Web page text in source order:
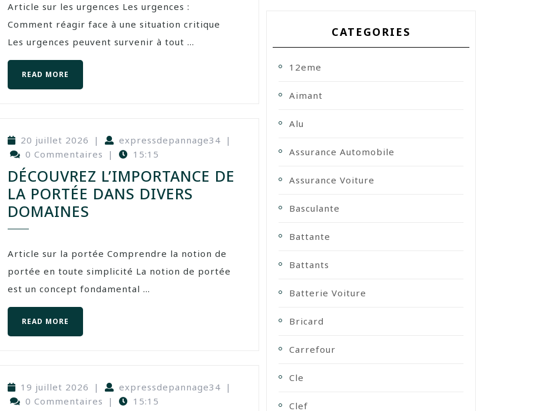
Article sur les urgences Les urgences :
Comment réagir face à une situation critique
Les urgences peuvent survenir à tout ...
READ MORE
20 juillet 2026 | expressdepannage34 |
0 Commentaires
| 15:15
DÉCOUVREZ L’IMPORTANCE DE
LA PORTÉE DANS DIVERS
DOMAINES
Article sur la portée Comprendre la notion de
portée en toute simplicité La notion de portée
est un concept fondamental ...
READ MORE
19 juillet 2026 | expressdepannage34 |
0 Commentaires
| 15:15
CATEGORIES
12eme
Aimant
Alu
Assurance Automobile
Assurance Voiture
Basculante
Battante
Battants
Batterie Voiture
Bricard
Carrefour
Cle
Clef